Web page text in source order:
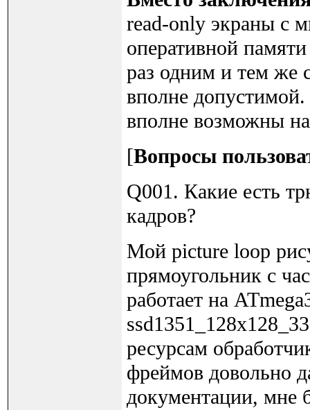
read-only экраны с
оперативной
раз одним и тем же
вполне
вполне возможны
[Вопросы
Q001. Какие есть
кадров?
Мой picture loop
прямоугольник с
работает на
ресурсам
фреймов довольно
документации, мне